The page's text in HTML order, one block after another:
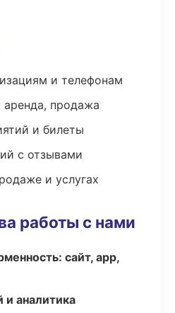
и телефонам
продажа
и билеты
с отзывами
и услугах
работы с нами
сайт, app,
и аналитика